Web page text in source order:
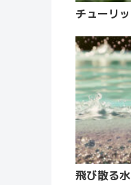
チューリ
飛び散る